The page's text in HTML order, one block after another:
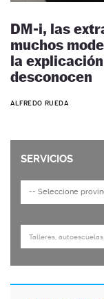
DM-i, las
muchos
la
desconocen
ALFREDO RUEDA